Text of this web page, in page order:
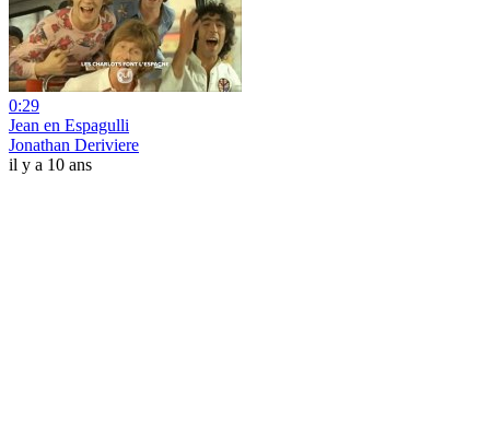
0:29
Jean en Espagulli
Jonathan Deriviere
il y a 10 ans